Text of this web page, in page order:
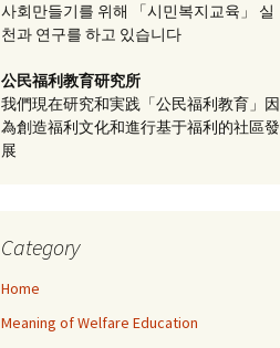
사회만들기를 위해 「시민복지교육」 실
천과 연구를 하고 있습니다
公民福利教育研究所
我們現在研究和実践「公民福利教育」因
為創造福利文化和進行基于福利的社區發
展
Category
Home
Meaning of Welfare Education